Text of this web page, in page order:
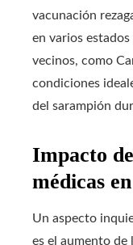
vacunación
en varios
vecinos, como
condiciones
del sarampión
Impacto
médicas
Un aspecto
es el aumento de